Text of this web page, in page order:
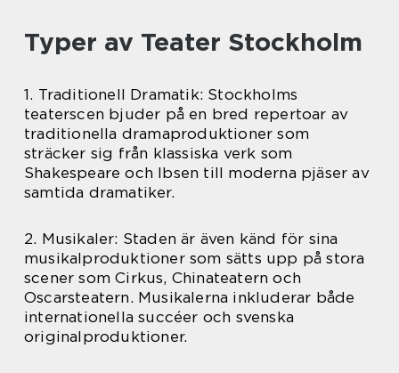
Typer av Teater Stockholm
1. Traditionell Dramatik: Stockholms
teaterscen bjuder på en bred repertoar av
traditionella dramaproduktioner som
sträcker sig från klassiska verk som
Shakespeare och Ibsen till moderna pjäser av
samtida dramatiker.
2. Musikaler: Staden är även känd för sina
musikalproduktioner som sätts upp på stora
scener som Cirkus, Chinateatern och
Oscarsteatern. Musikalerna inkluderar både
internationella succéer och svenska
originalproduktioner.